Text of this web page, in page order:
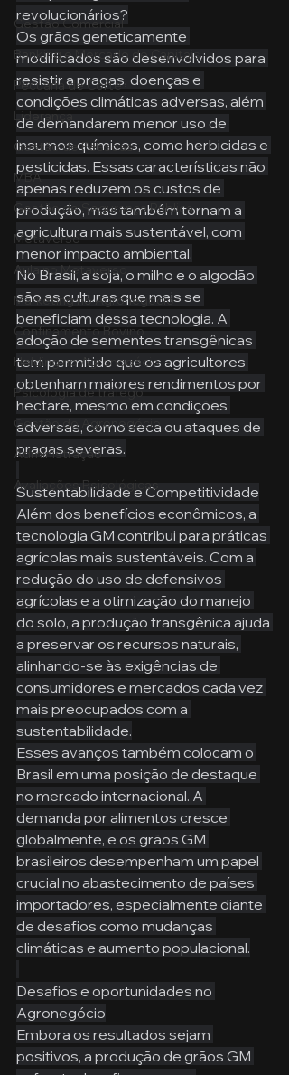
Gestão Comercial
Banking e Mercado de Capitais
Pecuária de Corte
Liderança
Gestão de Pessoas
MBA
Gestão de Segurança Publica
Metaverso
Aula no Metaverso
Marketing no Agronegócio
Confinamento Bovino
Holding no Agronegócio
Psicologia de tráfego
Gestão do Agronegócio
Administração
Avaliações Psicológicas
revolucionários?
Os grãos geneticamente
modificados são desenvolvidos para
resistir a pragas, doenças e
condições climáticas adversas, além
de demandarem menor uso de
insumos químicos, como herbicidas e
pesticidas. Essas características não
apenas reduzem os custos de
produção, mas também tornam a
agricultura mais sustentável, com
menor impacto ambiental.
No Brasil, a soja, o milho e o algodão
são as culturas que mais se
beneficiam dessa tecnologia. A
adoção de sementes transgênicas
tem permitido que os agricultores
obtenham maiores rendimentos por
hectare, mesmo em condições
adversas, como seca ou ataques de
pragas severas.
Sustentabilidade e Competitividade
Além dos benefícios econômicos, a
tecnologia GM contribui para práticas
agrícolas mais sustentáveis. Com a
redução do uso de defensivos
agrícolas e a otimização do manejo
do solo, a produção transgênica ajuda
a preservar os recursos naturais,
alinhando-se às exigências de
consumidores e mercados cada vez
mais preocupados com a
sustentabilidade.
Esses avanços também colocam o
Brasil em uma posição de destaque
no mercado internacional. A
demanda por alimentos cresce
globalmente, e os grãos GM
brasileiros desempenham um papel
crucial no abastecimento de países
importadores, especialmente diante
de desafios como mudanças
climáticas e aumento populacional.
Desafios e oportunidades no
Agronegócio
Embora os resultados sejam
positivos, a produção de grãos GM